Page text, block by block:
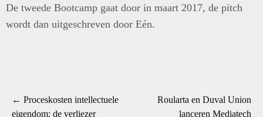
De tweede Bootcamp gaat door in maart 2017, de pitch
wordt dan uitgeschreven door Eén.
← Proceskosten intellectuele
eigendom: de verliezer
Roularta en Duval Union
lanceren Mediatech